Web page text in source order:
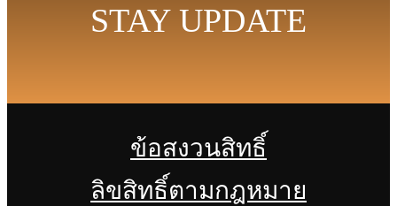
STAY UPDATE
ข้อสงวนสิทธิ์
ลิขสิทธิ์ตามกฎหมาย